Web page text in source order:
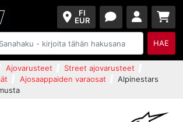
FI
EUR
HAE
Ajovarusteet
Street ajovarusteet
Ajosaappaiden varaosat
Alpinestars